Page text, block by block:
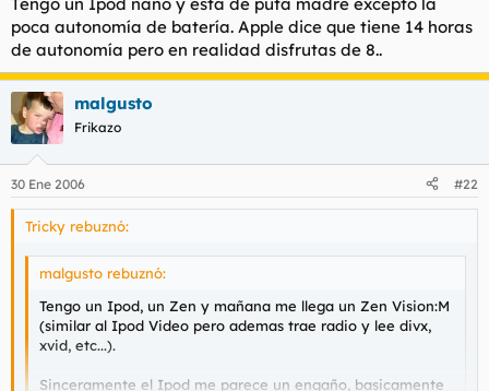
Vamos, que me quedo con los Zen.
Por cierto, hablas de software infernal... El puto Itunes de
los cojones si que es un infierno...
¿Para cuando un mercadillo?
poca autonomía de batería. Apple dice que tiene 14 horas
de autonomía pero en realidad disfrutas de 8..
malgusto
Frikazo
30 Ene 2006 #22
Tricky rebuznó:
malgusto rebuznó:
Tengo un Ipod, un Zen y mañana me llega un Zen Vision:M
(similar al Ipod Video pero ademas trae radio y lee divx,
xvid, etc...).
Sinceramente el Ipod me parece un engaño, basicamente